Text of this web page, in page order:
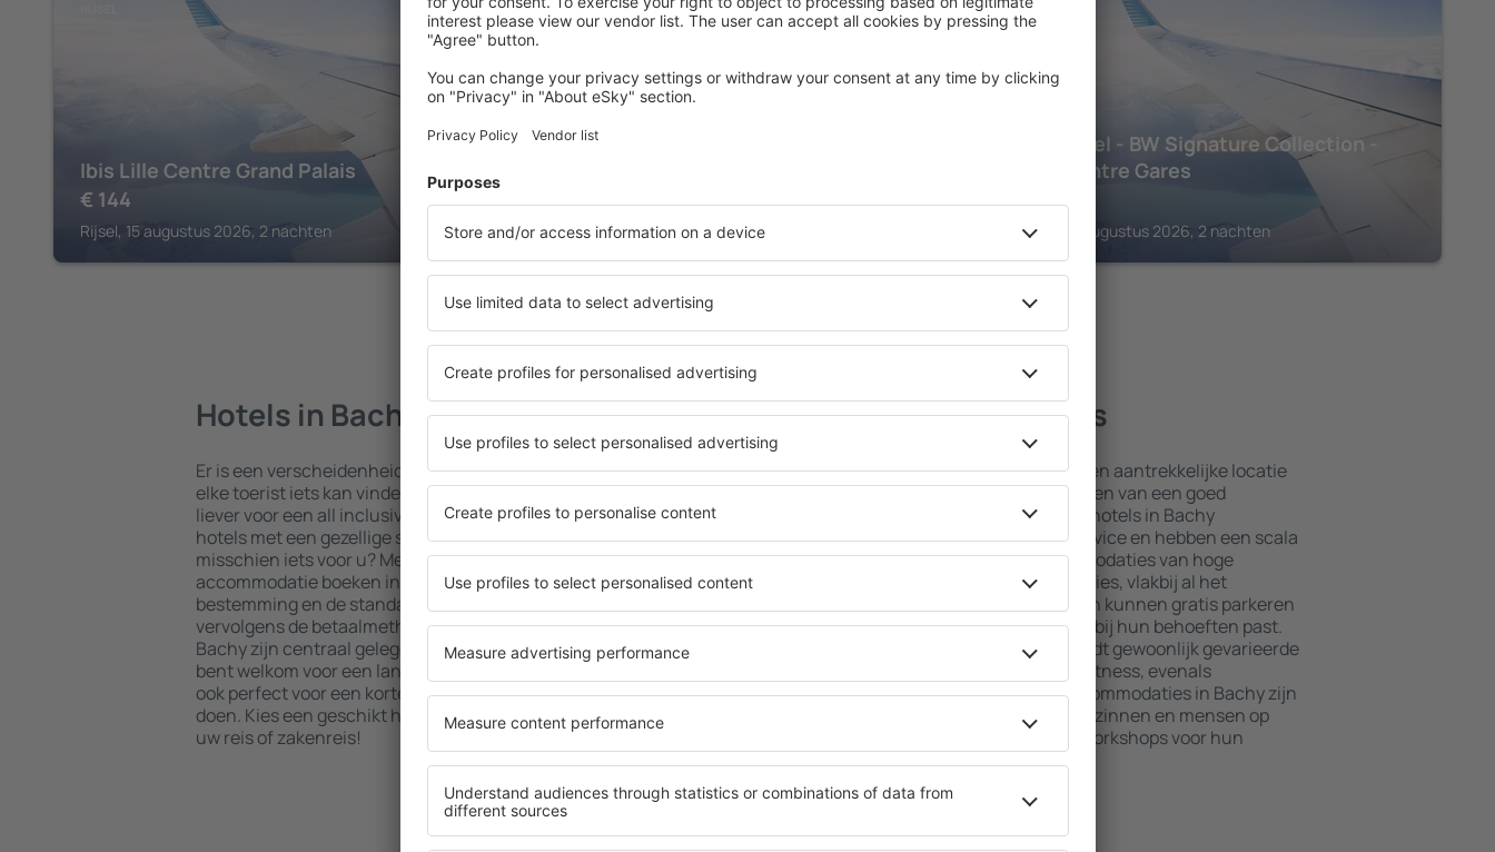
Ibis Lille Centre Grand Palais
€ 144
Rijsel, 15 augustus 2026, 2 nachten
RIJSEL
€281
Rijsel, 16 augustus 2026, 2 nachten
RIJSEL
Boa Hotel - BW Signature Collection -
Lille Centre Gares
€173
Rijsel, 16 augustus 2026, 2 nachten
Hotels in Bachy
Er is een verscheidenheid aan hotels beschikbaar in Bachy, zodat
elke toerist iets kan vinden dat aan zijn behoeften voldoet. Gaat u
liever voor een all inclusive hoogstaand hotel of gaat u liever voor
hotels met een gezellige sfeer? Is een goedkope accommodatie
misschien iets voor u? Met onze hulp kunt u voor elk budget een
accommodatie boeken in Bachy. Selecteer uw gewenste
bestemming en de standaard van het hotel. Controleer
vervolgens de betaalmethoden en annuleringsopties. Hotels in
Bachy zijn centraal gelegen maar iets verder weg van de drukte. U
bent welkom voor een langer verblijf maar de accommodaties zijn
ook perfect voor een korter verblijf. In de buurt is veel te zien en te
doen. Kies een geschikt hotel en begin meteen met inpakken voor
uw reis of zakenreis!
Bachy - de beste hotels
Een verscheidenheid aan diensten en een aantrekkelijke locatie
zijn enkele van de belangrijkste elementen van een goed
ontworpen all-inclusive hotel. De beste hotels in Bachy
garanderen de hoogste standaard in service en hebben een scala
aan faciliteiten voor de gasten. Accommodaties van hoge
kwaliteit bevinden zich op de beste locaties, vlakbij al het
belangrijke amusement in Bachy. Gasten kunnen gratis parkeren
en een kamer of suite kiezen die perfect bij hun behoeften past.
Een hotel met een hogere standaard biedt gewoonlijk gevarieerde
opties zoals welzijnsruimtes als spa en fitness, evenals
activiteiten voor kinderen. De beste accommodaties in Bachy zijn
altijd een perfecte keuze voor stellen, gezinnen en mensen op
zakenreis, maar ook voor bedrijven die workshops voor hun
werknemers willen organiseren.